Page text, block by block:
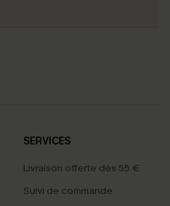
SERVICES
Livraison offerte dès 55 €
Suivi de commande